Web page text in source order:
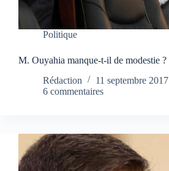
Politique
M. Ouyahia manque-t-il de modestie ?
Rédaction
11 septembre 2017
6 commentaires